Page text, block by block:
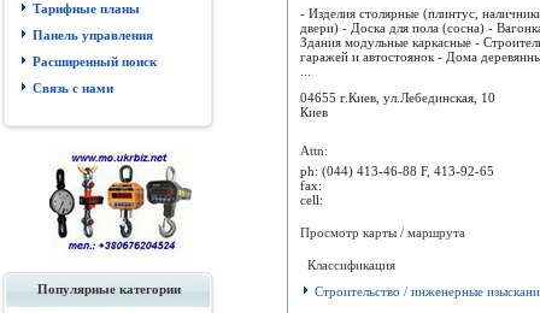
Тарифные планы
Панель управления
Расширенный поиск
Связь с нами
Популярные категории
- Изделия столярные (плинтус,
двери) - Доска для пола (сосна) -
Здания модульные каркасные -
гаражей и автостоянок - Дома
04655 г.Киев, ул.Лебединская, 10
Киев
Attn:
ph: (044) 413-46-88 F, 413-92-65
fax:
cell:
Просмотр карты / маршрута
Классификация
Строительство / инженерные